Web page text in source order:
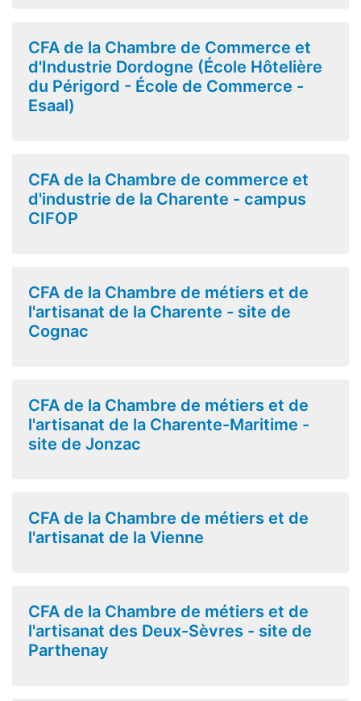
CFA de la Chambre de Commerce et
d'Industrie Dordogne (École Hôtelière
du Périgord - École de Commerce -
Esaal)
CFA de la Chambre de commerce et
d'industrie de la Charente - campus
CIFOP
CFA de la Chambre de métiers et de
l'artisanat de la Charente - site de
Cognac
CFA de la Chambre de métiers et de
l'artisanat de la Charente-Maritime -
site de Jonzac
CFA de la Chambre de métiers et de
l'artisanat de la Vienne
CFA de la Chambre de métiers et de
l'artisanat des Deux-Sèvres - site de
Parthenay